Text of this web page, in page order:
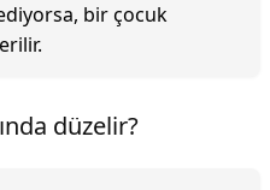
bir çocuk
düzelir?